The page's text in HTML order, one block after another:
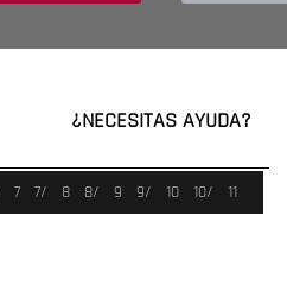
¿NECESITAS AYUDA?
7 7/ 8 8/ 9 9/ 10 10/ 11